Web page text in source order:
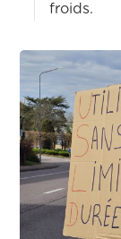
froids.